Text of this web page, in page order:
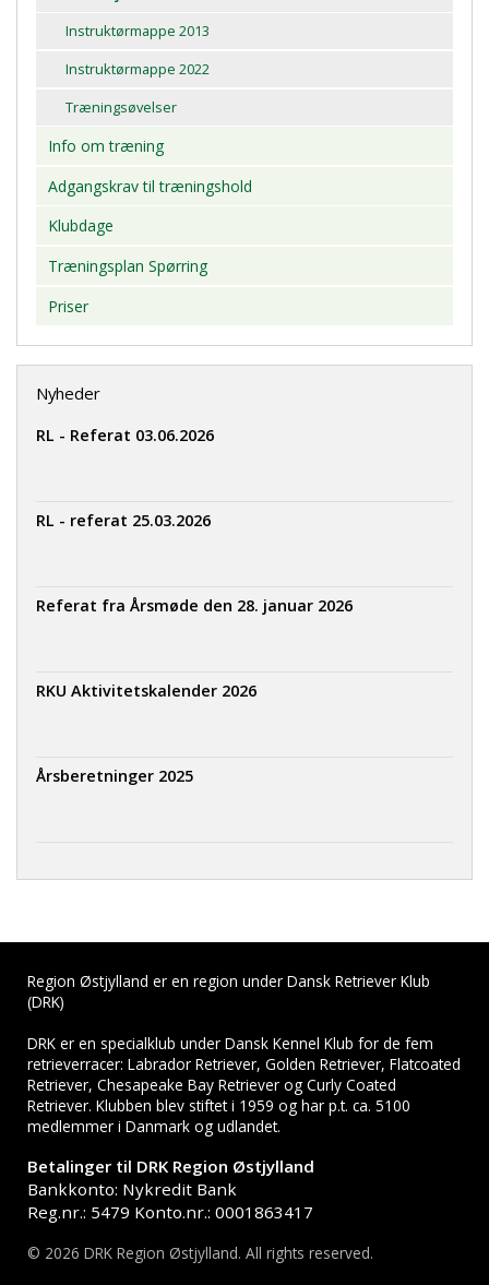
Instruktørmappe 2013
Instruktørmappe 2022
Træningsøvelser
Info om træning
Adgangskrav til træningshold
Klubdage
Træningsplan Spørring
Priser
Nyheder
RL - Referat 03.06.2026
RL - referat 25.03.2026
Referat fra Årsmøde den 28. januar 2026
RKU Aktivitetskalender 2026
Årsberetninger 2025
Region Østjylland er en region under Dansk Retriever Klub
(DRK)
DRK er en specialklub under Dansk Kennel Klub for de fem
retrieverracer: Labrador Retriever, Golden Retriever, Flatcoated
Retriever, Chesapeake Bay Retriever og Curly Coated
Retriever. Klubben blev stiftet i 1959 og har p.t. ca. 5100
medlemmer i Danmark og udlandet.
Betalinger til DRK Region Østjylland
Bankkonto: Nykredit Bank
Reg.nr.: 5479 Konto.nr.: 0001863417
© 2026 DRK Region Østjylland. All rights reserved.